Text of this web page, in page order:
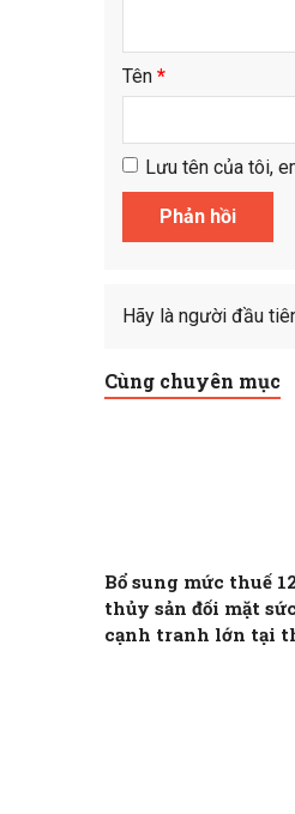
Tên *
Lưu tên của tôi,
Hãy là người đầu
Cùng chuyên mục
Bổ sung mức thuế
thủy sản đối mặt
cạnh tranh lớn tại